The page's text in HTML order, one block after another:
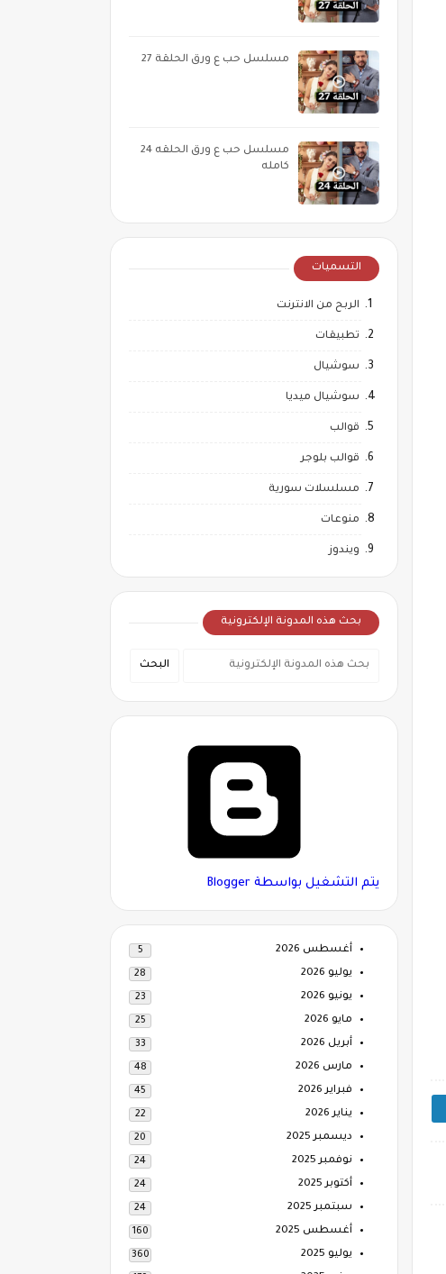
مسلسل حب ع ورق الحلقة 27
مسلسل حب ع ورق الحلقه 24
كامله
التسميات
الربح من الانترنت
تطبيقات
سوشيال
سوشيال ميديا
قوالب
قوالب بلوجر
مسلسلات سورية
منوعات
ويندوز
بحث هذه المدونة الإلكترونية
‏يتم التشغيل بواسطة Blogger
أغسطس 2026 5
يوليو 2026 28
يونيو 2026 23
مايو 2026 25
أبريل 2026 33
مارس 2026 48
فبراير 2026 45
يناير 2026 22
ديسمبر 2025 20
نوفمبر 2025 24
أكتوبر 2025 24
سبتمبر 2025 24
أغسطس 2025 160
يوليو 2025 360